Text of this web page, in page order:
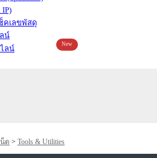
IP)
คเลขพัสดุ
น์
ลน์
New
ต > Tools & Utilities